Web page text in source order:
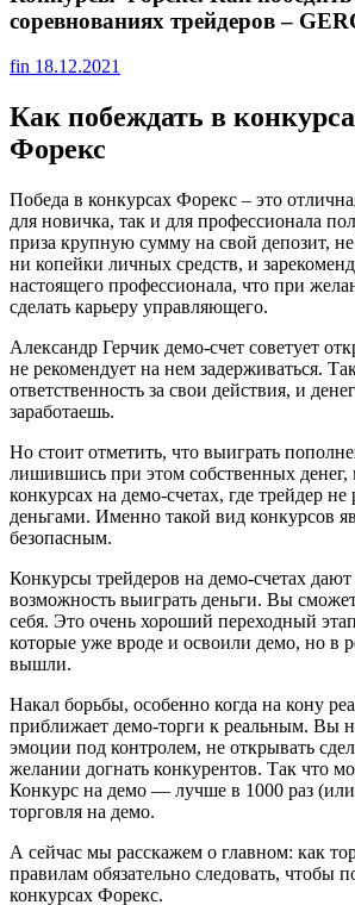
соревнованиях трейдеров –
fin 18.12.2021
Как побеждать в
Форекс
Победа в конкурсах Форекс – это
для новичка, так и для профессионала
приза крупную сумму на свой депозит,
ни копейки личных средств, и
настоящего профессионала, что при
сделать карьеру управляющего.
Александр Герчик демо-счет советует
не рекомендует на нем задерживаться.
ответственность за свои действия, и
заработаешь.
Но стоит отметить, что выиграть
лишившись при этом собственных
конкурсах на демо-счетах, где трейдер
деньгами. Именно такой вид конкурсов
безопасным.
Конкурсы трейдеров на демо-счетах дают
возможность выиграть деньги. Вы
себя. Это очень хороший переходный
которые уже вроде и освоили демо, но в
вышли.
Накал борьбы, особенно когда на кону
приближает демо-торги к реальным. Вы
эмоции под контролем, не открывать
желании догнать конкурентов. Так что
Конкурс на демо — лучше в 1000 раз
торговля на демо.
А сейчас мы расскажем о главном: как
правилам обязательно следовать, чтобы
конкурсах Форекс.